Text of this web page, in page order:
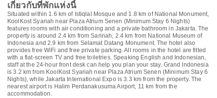
เกี่ยวกับที่พักแห่งนี้
Situated within 1.6 km of Istiqlal Mosque and 1.8 km of National Monument,
KoolKost Syariah near Plaza Atrium Senen (Minimum Stay 6 Nights)
features rooms with air conditioning and a private bathroom in Jakarta. The
property is around 2.4 km from Sarinah, 2.4 km from National Museum of
Indonesia and 2.9 km from Selamat Datang Monument. The hotel also
provides free WiFi and free private parking. All rooms in the hotel are fitted
with a flat-screen TV and free toiletries. Speaking English and Indonesian,
staff at the 24-hour front desk can help you plan your stay. Grand Indonesia
is 3.2 km from KoolKost Syariah near Plaza Atrium Senen (Minimum Stay 6
Nights), while Jakarta International Expo is 3.3 km from the property. The
nearest airport is Halim Perdanakusuma Airport, 11 km from the
accommodation.